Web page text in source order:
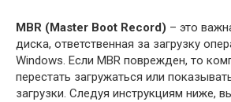
MBR (Master Boot Record) – это
диска, ответственная за загрузку
Windows. Если MBR поврежден, то
перестать загружаться или
загрузки. Следуя инструкциям ниже,